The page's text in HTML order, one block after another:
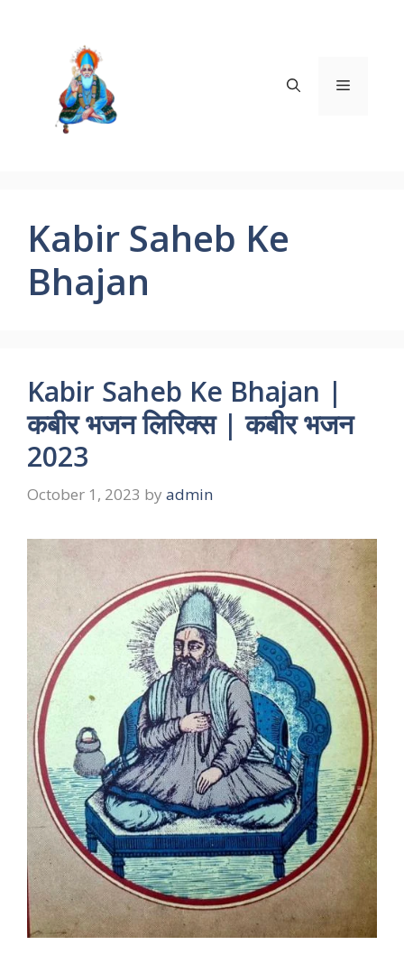
Menu
Kabir Saheb Ke
Bhajan
Kabir Saheb Ke Bhajan |
कबीर भजन लिरिक्स | कबीर भजन
2023
October 1, 2023 by admin